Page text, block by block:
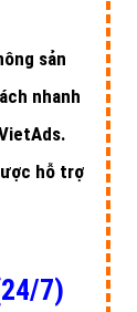
sản
nhanh
hỗ trợ
7)